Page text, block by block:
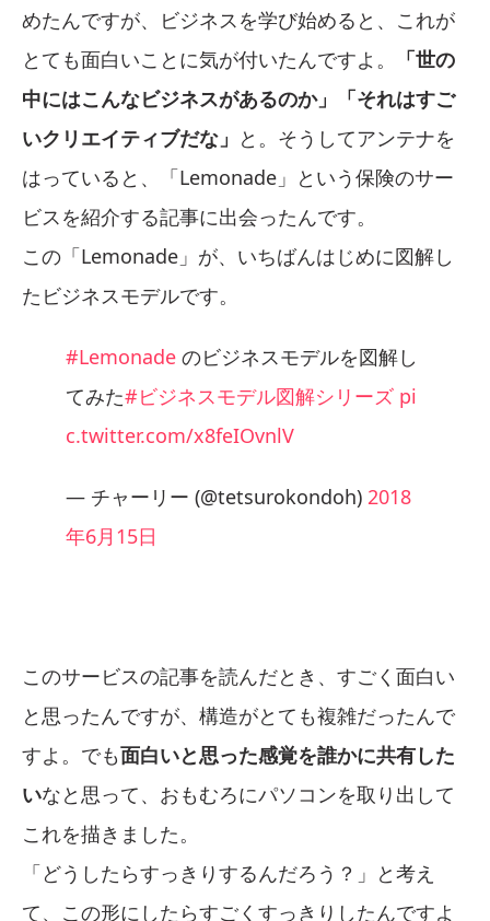
めたんですが、ビジネスを学び始めると、これが
とても面白いことに気が付いたんですよ。
「世の
中にはこんなビジネスがあるのか」「それはすご
いクリエイティブだな」 と。そうしてアンテナを
はっていると、「Lemonade」という保険のサー
ビスを紹介する記事に出会ったんです。
この「Lemonade」が、いちばんはじめに図解し
たビジネスモデルです。
#Lemonade のビジネスモデルを図解し
てみた#ビジネスモデル図解シリーズ pi
c.twitter.com/x8feIOvnlV
— チャーリー (@tetsurokondoh) 2018
年6月15日
このサービスの記事を読んだとき、すごく面白い
と思ったんですが、構造がとても複雑だったんで
すよ。でも面白いと思った感覚を誰かに共有した
いなと思って、おもむろにパソコンを取り出して
これを描きました。
「どうしたらすっきりするんだろう？」と考え
て、この形にしたらすごくすっきりしたんですよ